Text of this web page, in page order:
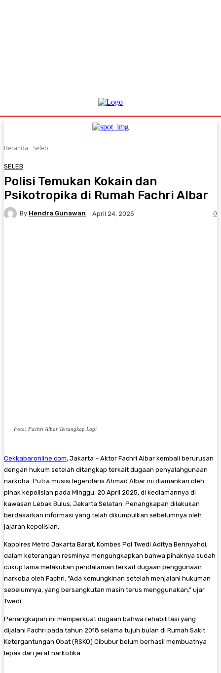
Beranda Seleb
SELEB
Polisi Temukan Kokain dan
Psikotropika di Rumah Fachri Albar
By Hendra Gunawan April 24, 2025 0
Foto: Fachri Albar Tertangkap Lagi
Cekkabaronline.com, Jakarta – Aktor Fachri Albar kembali berurusan
dengan hukum setelah ditangkap terkait dugaan penyalahgunaan
narkoba. Putra musisi legendaris Ahmad Albar ini diamankan oleh
pihak kepolisian pada Minggu, 20 April 2025, di kediamannya di
kawasan Lebak Bulus, Jakarta Selatan. Penangkapan dilakukan
berdasarkan informasi yang telah dikumpulkan sebelumnya oleh
jajaran kepolisian.
Kapolres Metro Jakarta Barat, Kombes Pol Twedi Aditya Bennyahdi,
dalam keterangan resminya mengungkapkan bahwa pihaknya sudah
cukup lama melakukan pendalaman terkait dugaan penggunaan
narkoba oleh Fachri. “Ada kemungkinan setelah menjalani hukuman
sebelumnya, yang bersangkutan masih terus menggunakan,” ujar
Twedi.
Penangkapan ini memperkuat dugaan bahwa rehabilitasi yang
dijalani Fachri pada tahun 2018 selama tujuh bulan di Rumah Sakit
Ketergantungan Obat (RSKO) Cibubur belum berhasil membuatnya
lepas dari jerat narkotika.